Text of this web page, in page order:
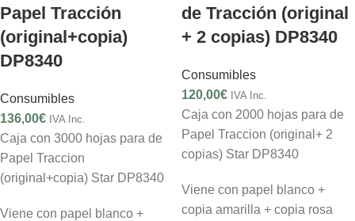
Papel Tracción
(original+copia)
DP8340
Consumibles
136,00€ IVA Inc.
Caja con 3000 hojas para de
Papel Traccion
(original+copia) Star DP8340
Viene con papel blanco +
de Tracción (original
+ 2 copias) DP8340
Consumibles
120,00€ IVA Inc.
Caja con 2000 hojas para de
Papel Traccion (original+ 2
copias) Star DP8340
Viene con papel blanco +
copia amarilla + copia rosa